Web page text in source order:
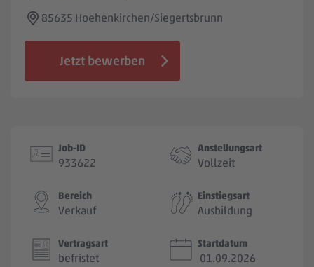
Jobbörse
85635 Hoehenkirchen/Siegertsbrunn
Jetzt bewerben
Job-ID
933622
Anstellungsart
Vollzeit
Bereich
Verkauf
Einstiegsart
Ausbildung
Vertragsart
befristet
Startdatum
01.09.2026